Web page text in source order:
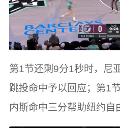
第1节还剩9分1秒时，尼
跳投命中予以回应；第1
内斯命中三分帮助纽约自